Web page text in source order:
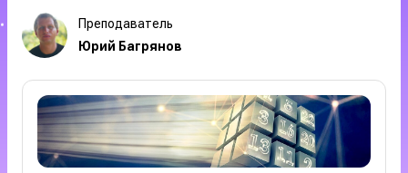
Преподаватель
Юрий Багрянов